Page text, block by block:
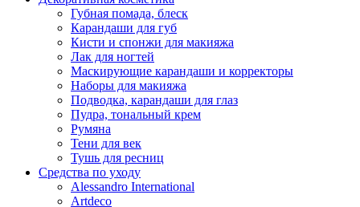
Губная помада, блеск
Карандаши для губ
Кисти и спонжи для макияжа
Лак для ногтей
Маскирующие карандаши и корректоры
Наборы для макияжа
Подводка, карандаши для глаз
Пудра, тональный крем
Румяна
Тени для век
Тушь для ресниц
Средства по уходу
Alessandro International
Artdeco